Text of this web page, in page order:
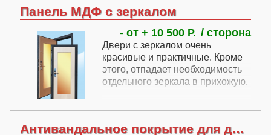
Панель МДФ с зеркалом
сторона
- от + 10 500 Р.
Двери с зеркалом очень
красивые и практичные. Кроме
этого, отпадает необходимость
отдельного зеркала в прихожую.
Антивандальное покрытие для дверей Антиграффити